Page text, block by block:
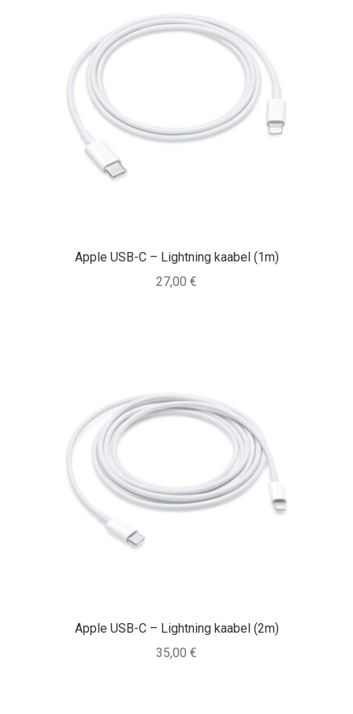
Apple USB-C – Lightning kaabel (1m)
27,00 €
Apple USB-C – Lightning kaabel (2m)
35,00 €